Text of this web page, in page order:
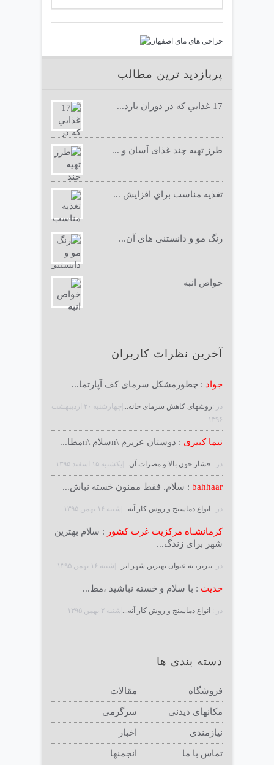
پربازدید ترین مطالب
17 غذايي كه در دوران بارد...
طرز تهیه چند غذای آسان و ...
تغذيه مناسب براي افزايش ...
رنگ مو و دانستنی های آن...
خواص انبه
آخرین نظرات کاربران
جواد : چطورمشکل سرمای کف آپارتما...
در :روشهای کاهش سرمای خانه...
|چهارشنبه ۲۰ ارديبهشت
۱۳۹۶
نیما کبیری : دوستان عزیزم \nسلام \nمطا...
در : فشار خون بالا و مضرات آن... |يكشنبه ۱۵ اسفند ۱۳۹۵
bahhaar : سلام. فقط ممنون خسته نباش...
در : انواع دماسنج و روش كار آنه... |شنبه ۱۶ بهمن ۱۳۹۵
کرمانشـاه مرکزیت غرب کشور : سلام بهترین
شهر برای زندگ...
در :تبریز، به عنوان بهترین شهر ایر... |شنبه ۱۶ بهمن ۱۳۹۵
حدیث : با سلام و خسته نباشید ،مط...
در : انواع دماسنج و روش كار آنه... |شنبه ۲ بهمن ۱۳۹۵
دسته بندی ها
مقالات فروشگاه
سرگرمی مکانهای دیدنی
اخبار نیازمندی
انجمنها تماس با ما